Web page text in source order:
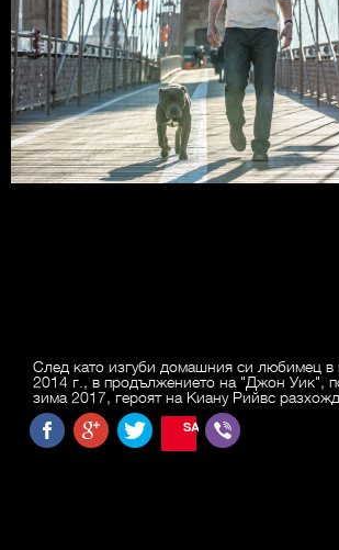
След като изгуби домашния си любимец
2014 г., в продължението на "Джон Уик",
зима 2017, героят на Киану Рийвс
SAVE